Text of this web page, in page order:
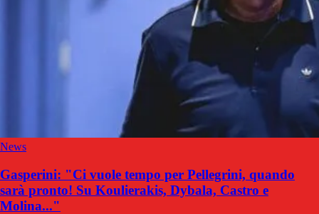
News
Gasperini: "Ci vuole tempo per Pellegrini, quando
sarà pronto! Su Koulierakis, Dybala, Castro e
Molina..."